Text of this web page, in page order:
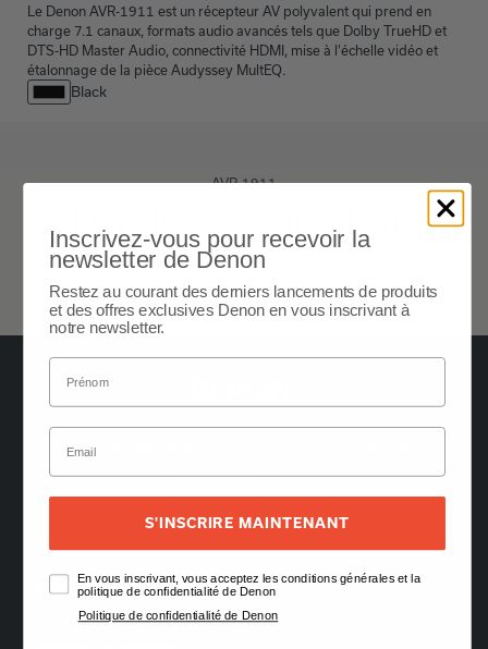
Le Denon AVR-1911 est un récepteur AV polyvalent qui prend en
charge 7.1 canaux, formats audio avancés tels que Dolby TrueHD et
DTS-HD Master Audio, connectivité HDMI, mise à l'échelle vidéo et
étalonnage de la pièce Audyssey MultEQ.
Black
AVR-1911
Détails et spécifications
avr-1911-owners-manual-global.pdf
Oude Stadsgracht 1, 5611DD Eindhoven, NL
Trouver un Revendeur
Support pour les commandes
Inscrivez-vous pour recevoir la
newsletter de Denon
Restez au courant des derniers lancements de produits
et des offres exclusives Denon en vous inscrivant à
notre newsletter.
S'INSCRIRE MAINTENANT
En vous inscrivant, vous acceptez les conditions générales et la
politique de confidentialité de Denon
Politique de confidentialité de Denon